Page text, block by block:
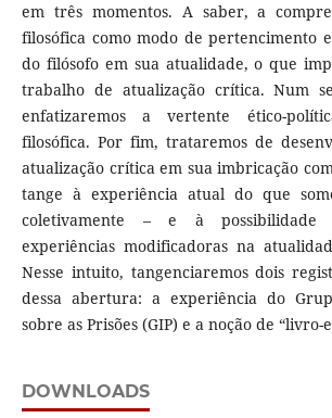
em três momentos. A saber, a
filosófica como modo de pertencimento
do filósofo em sua atualidade, o que
trabalho de atualização crítica. Num
enfatizaremos a vertente ético-
filosófica. Por fim, trataremos de
atualização crítica em sua imbricação
tange à experiência atual do que
coletivamente – e à
experiências modificadoras na
Nesse intuito, tangenciaremos dois
dessa abertura: a experiência do
sobre as Prisões (GIP) e a noção de “livro-
DOWNLOADS